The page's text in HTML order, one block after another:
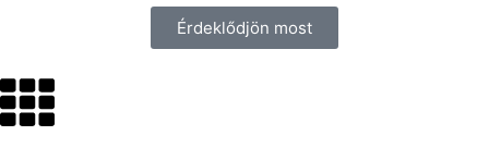
Érdeklődjön most